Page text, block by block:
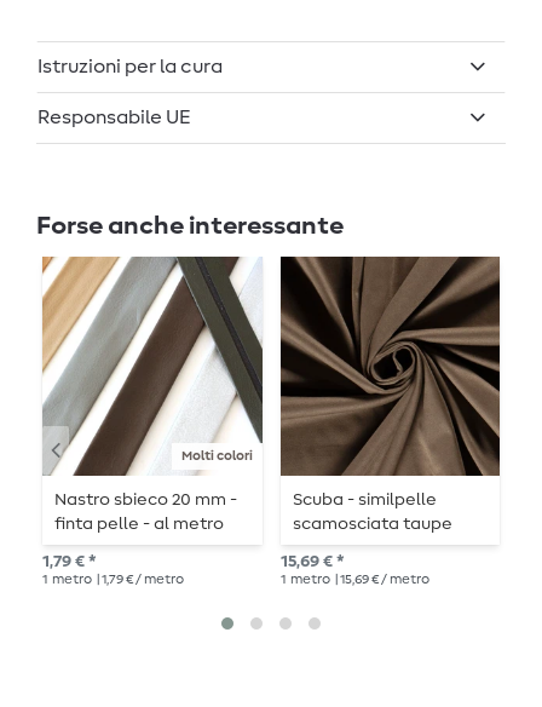
Istruzioni per la cura
Responsabile UE
Forse anche interessante
Molti colori
Nastro sbieco 20 mm -
finta pelle - al metro
1,79 € *
1 metro | 1,79 € / metro
Scuba - similpelle
scamosciata taupe
grigio
15,69 € *
1 metro | 15,69 € / metro